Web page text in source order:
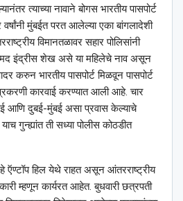
त्याच्या नावाने बोगस भारतीय पासपोर्ट
मुंबईत परत आलेल्या एका बांगलादेशी
विमानतळावर सहार पोलिसांनी
इंद्रीस शेख असे या महिलेचे नाव असून
करुन भारतीय पासपोर्ट मिळवून पासपोर्ट
कारवाई करण्यात आली आहे. चार
आणि दुबई-मुंबई असा प्रवास केल्याचे
गुन्ह्यांत ती सध्या पोलीस कोठडीत
ऍण्टॉप हिल येथे राहत असून आंतरराष्ट्रीय
म्हणून कार्यरत आहेत. बुधवारी छत्रपती